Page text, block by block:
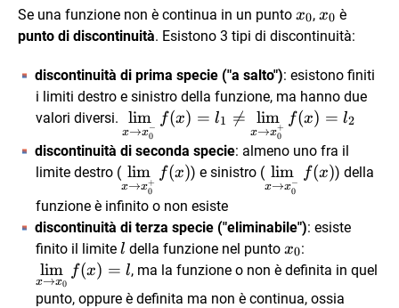
Se una funzione non è continua in un punto x_0
x0, x_0
x0 è
punto di discontinuità. Esistono 3 tipi di discontinuità:
discontinuità di prima specie ("a salto"): esistono finiti
i limiti destro e sinistro della funzione, ma hanno due
valori diversi.
\lim\limits_{x
\to
x_0^-}f(x)=l_1
\ne
\lim\limits_{x
\to x_0^+}
f(x)=l_2
x→x0
−
lim f(x) = l1 
=
x→x0
+
lim f(x) = l2
discontinuità di seconda specie: almeno uno fra il
limite destro ( \lim\limits_{x
\to x_0^+}
f(x)
x→x0
+
lim f(x)) e sinistro ( \lim\limits_{x
\to x_0^-}f(x)
x→x0
−
lim f(x)) della
funzione è infinito o non esiste
discontinuità di terza specie ("eliminabile"): esiste
finito il limite l
l della funzione nel puntox_0
x0:
\to x_0}
f(x)=l
x→x0
lim f(x) = l, ma la funzione o non è definita in quel
punto, oppure è definita ma non è continua, ossia